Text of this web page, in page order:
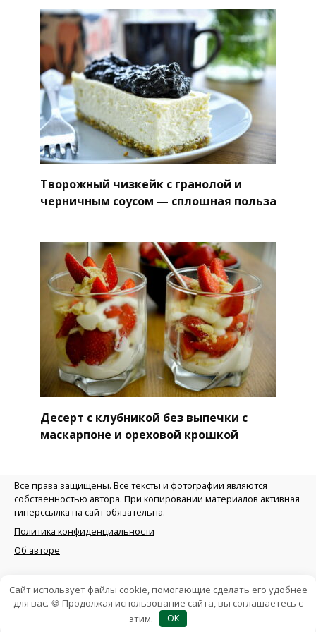
Творожный чизкейк с гранолой и
черничным соусом — сплошная польза
Десерт с клубникой без выпечки с
маскарпоне и ореховой крошкой
Все права защищены. Все тексты и фотографии являются
собственностью автора. При копировании материалов активная
гиперссылка на сайт обязательна.
Политика конфиденциальности
Об авторе
Все рецепты без глютена - Glutenzero.ru
Сайт использует файлы cookie, помогающие сделать его удобнее
для вас. 🍪 Продолжая использование сайта, вы соглашаетесь с
этим.
OK